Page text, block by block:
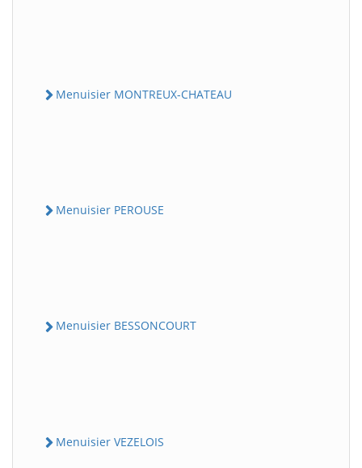
Menuisier MONTREUX-CHATEAU
Menuisier PEROUSE
Menuisier BESSONCOURT
Menuisier VEZELOIS